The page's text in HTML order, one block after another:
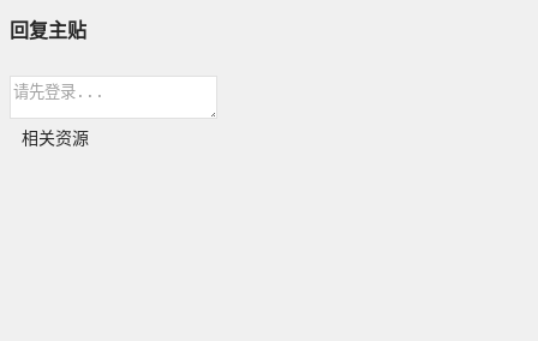
回复主贴
相关资源